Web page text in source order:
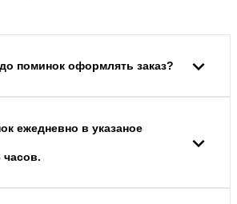
поминок оформлять заказ?
ежедневно в указаное
часов.